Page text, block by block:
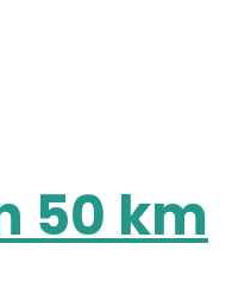
50 km